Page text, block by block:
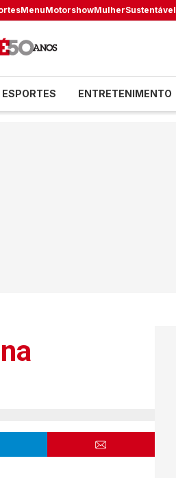
MenuMotorshowMulherSustentável
ESPORTES ENTRETENIMENTO